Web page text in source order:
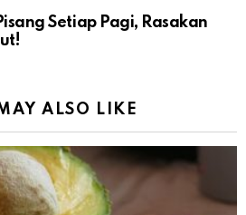
Setiap Pagi, Rasakan
ALSO LIKE